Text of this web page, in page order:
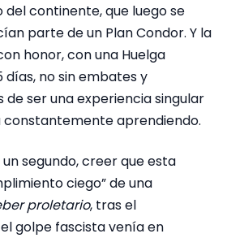
continente, que luego se
parte de un Plan Condor. Y la
honor, con una Huelga
días, no sin embates y
de ser una experiencia singular
constantemente aprendiendo.
segundo, creer que esta
ciego” de una
proletario, tras el
golpe fascista venía en